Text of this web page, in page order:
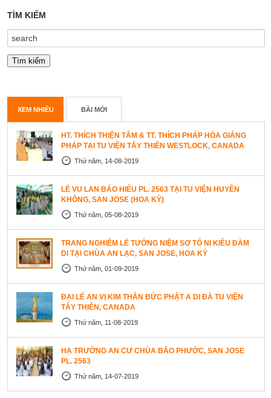
TÌM KIẾM
XEM NHIỀU BÀI MỚI
HT. THÍCH THIỆN TÂM & TT. THÍCH PHÁP HÒA GIẢNG
PHÁP TẠI TU VIỆN TÂY THIÊN WESTLOCK, CANADA
Thứ năm, 14-08-2019
LỄ VU LAN BÁO HIẾU PL. 2563 TẠI TU VIỆN HUYỀN
KHÔNG, SAN JOSE (HOA KỲ)
Thứ năm, 05-08-2019
TRANG NGHIÊM LỄ TƯỞNG NIỆM SƠ TỔ NI KIỀU ĐÀM
DI TẠI CHÙA AN LẠC, SAN JOSE, HOA KỲ
Thứ năm, 01-09-2019
ĐẠI LỄ AN VỊ KIM THÂN ĐỨC PHẬT A DI ĐÀ TU VIỆN
TÂY THIÊN, CANADA
Thứ năm, 11-08-2019
HẠ TRƯỜNG AN CƯ CHÙA BẢO PHƯỚC, SAN JOSE
PL. 2563
Thứ năm, 14-07-2019